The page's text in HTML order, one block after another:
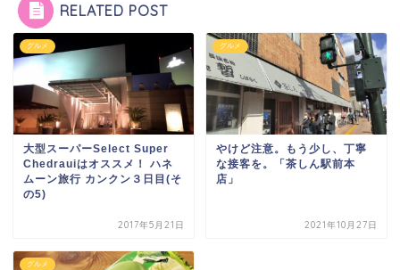
RELATED POST
グルメ
大型スーパーSelect Super
Chedrauiはオススメ！ ハネ
ムーン旅行 カンクン３日目(そ
の5)
2017年5月21日
グルメ
やけど注意。もう少し、丁寧
な接客を。「茶しん駅前本
店」
2021年10月27日
グルメ